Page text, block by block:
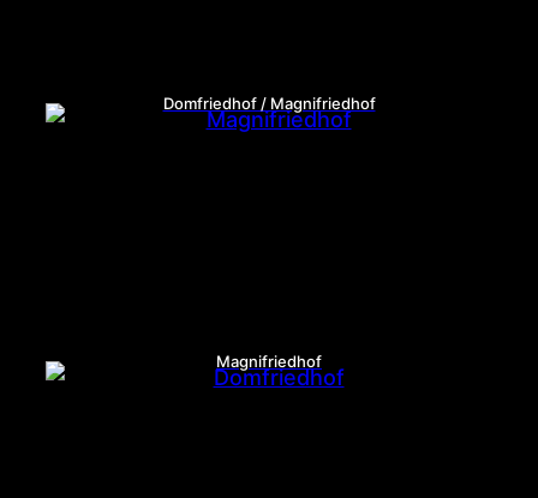
Domfriedhof / Magnifriedhof
Magnifriedhof